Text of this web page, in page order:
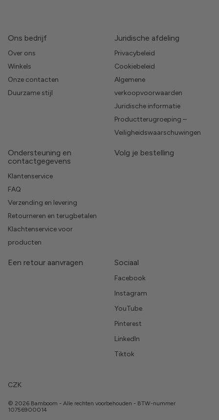
Ons bedrijf
Over ons
Winkels
Onze contacten
Duurzame stijl
Juridische afdeling
Privacybeleid
Cookiebeleid
Algemene
verkoopvoorwaarden
Juridische informatie
Productterugroeping –
Veiligheidswaarschuwingen
Ondersteuning en
contactgegevens
Klantenservice
FAQ
Verzending en levering
Retourneren en terugbetalen
Klachtenservice voor
producten
Volg je bestelling
Een retour aanvragen Sociaal
Facebook
Instagram
YouTube
Pinterest
LinkedIn
Tiktok
CZK
© 2026 Bamboom - Alle rechten voorbehouden - BTW-nummer
10756900014